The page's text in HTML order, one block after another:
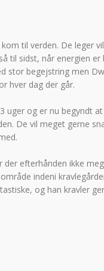
til verden. De leger
til sidst, når energien
stor begejstring men
hver dag der går.
uger og er nu begyndt
De vil meget gerne
der efterhånden ikke
indeni
og han kravler